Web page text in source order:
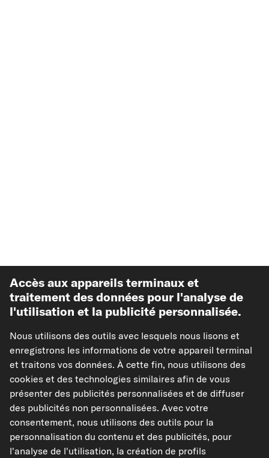
Autre de carpardoo
Aide & soutien
Juridique
Accès aux appareils terminaux et
traitement des données pour l'analyse de
l'utilisation et la publicité personnalisée.
Nous utilisons des outils avec lesquels nous lisons et
enregistrons les informations de votre appareil terminal
et traitons vos données. À cette fin, nous utilisons des
cookies et des technologies similaires afin de vous
présenter des publicités personnalisées et de diffuser
des publicités non personnalisées. Avec votre
consentement, nous utilisons des outils pour la
personnalisation du contenu et des publicités, pour
l'analyse de l'utilisation, la création de profils